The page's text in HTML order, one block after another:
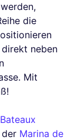
die
neben
Mit
Bateaux
Marina de